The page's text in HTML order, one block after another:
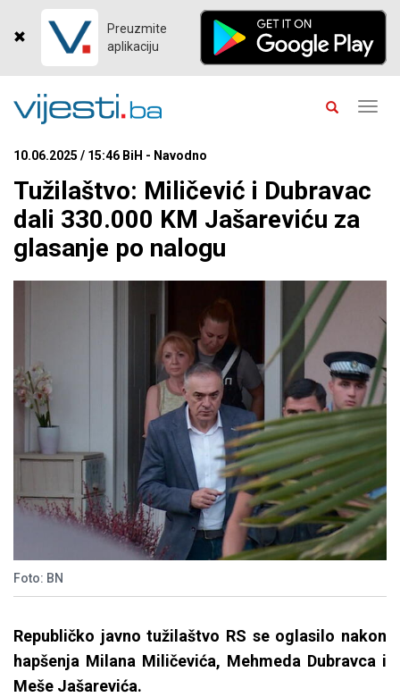
Preuzmite
aplikaciju
10.06.2025 / 15:46 BiH - Navodno
Tužilaštvo: Miličević i Dubravac
dali 330.000 KM Jašareviću za
glasanje po nalogu
Foto: BN
Republičko javno tužilaštvo RS se oglasilo nakon
hapšenja Milana Miličevića, Mehmeda Dubravca i
Meše Jašarevića.